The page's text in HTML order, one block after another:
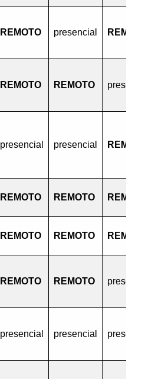
REMOTO presencial REMOTO
REMOTO REMOTO presencial
presencial presencial REMOTO
REMOTO REMOTO REMOTO
REMOTO REMOTO REMOTO
REMOTO REMOTO presencial
presencial presencial presencial